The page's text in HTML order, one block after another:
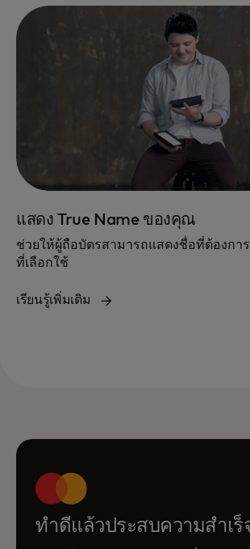
แสดง True Name ของคุณ
ช่วยให้ผู้ถือบัตรสามารถแสดงชื่อที่ต้องกา
ที่เลือกใช้
เรียนรู้เพิ่มเติม
ทำดีแล้วประสบความสำเร็